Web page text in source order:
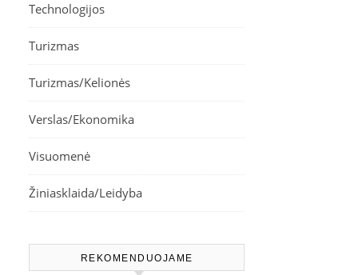
Technologijos
Turizmas
Turizmas/Kelionės
Verslas/Ekonomika
Visuomenė
Žiniasklaida/Leidyba
REKOMENDUOJAME